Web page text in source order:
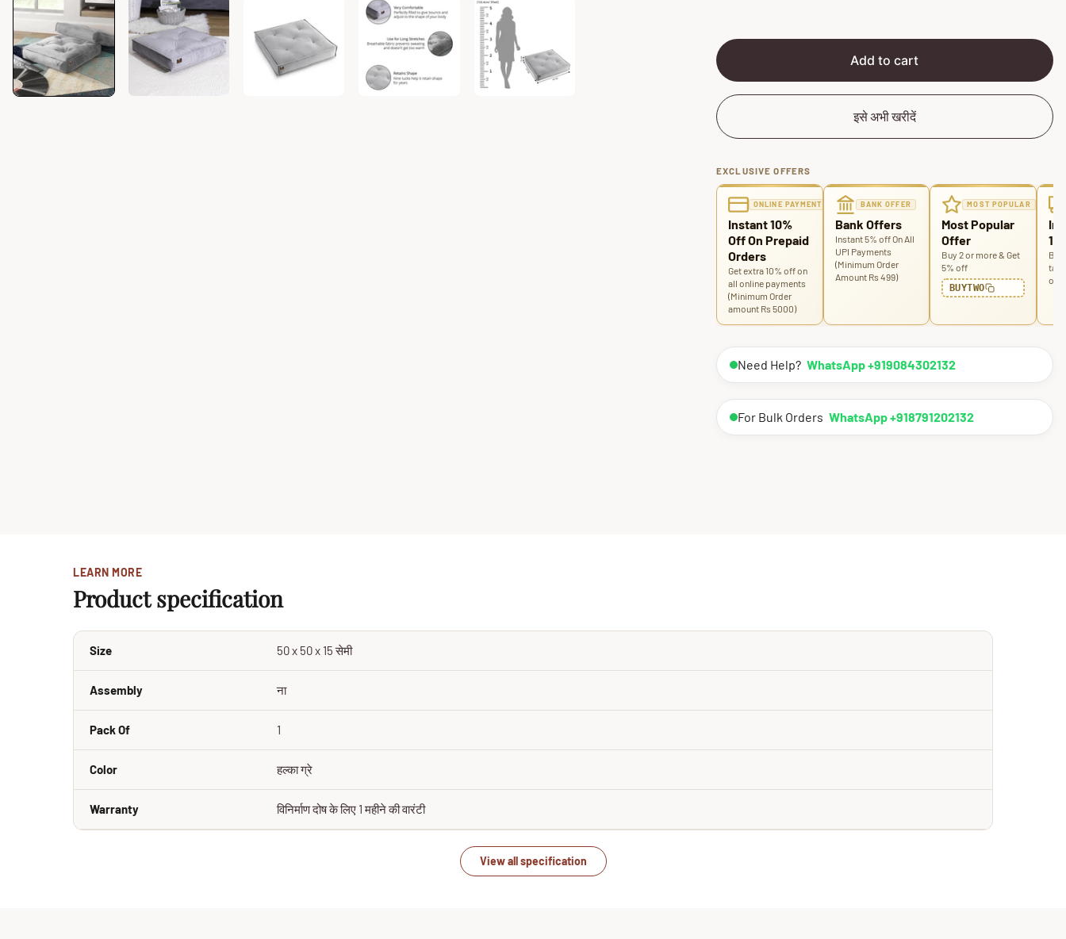
c
e
p
i
c
Add to cart
इसे अभी खरीदें
EXCLUSIVE OFFERS
ONLINE PAYMENT
Instant 10%
Off On Prepaid
Orders
Get extra 10% off on
all online payments
(Minimum Order
amount Rs 5000)
BANK OFFER
Bank Offers
Instant 5% off On All
UPI Payments
(Minimum Order
Amount Rs 499)
MOST POPULAR
Most Popular
Offer
Buy 2 or more & Get
5% off
BUYTWO
Buy
off
Need Help? WhatsApp +919084302132
For Bulk Orders WhatsApp +918791202132
LEARN MORE
Product specification
Size 50 x 50 x 15 सेमी
Assembly ना
Pack Of 1
Color हल्का ग्रे
Warranty विनिर्माण दोष के लिए 1 महीने की वारंटी
View all specification